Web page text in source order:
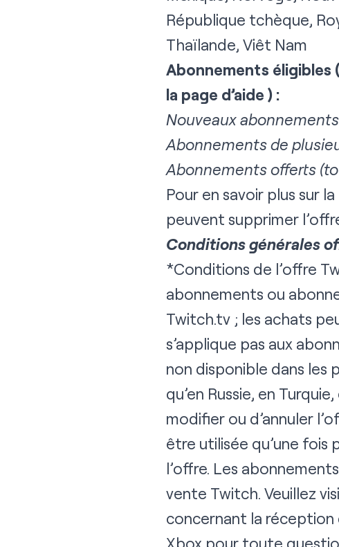
République tchèque,
Thaïlande, Viêt Nam
Abonnements éligibles
la page d’aide ) :
Nouveaux
Abonnements de
Abonnements offerts
Pour en savoir plus sur
peuvent supprimer
Conditions générales
*Conditions de l’offre
abonnements ou
Twitch.tv ; les achats
s’applique pas aux
non disponible dans les
qu’en Russie, en
modifier ou d’annuler
être utilisée qu’une fois
l’offre. Les
vente Twitch. Veuillez
concernant la réception
Xbox pour toute